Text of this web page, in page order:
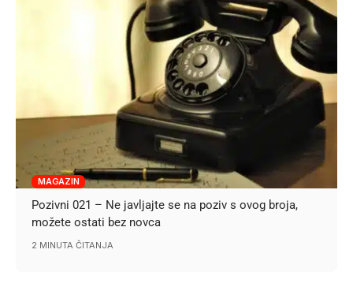
MAGAZIN
Pozivni 021 – Ne javljajte se na poziv s ovog broja,
možete ostati bez novca
2 MINUTA ČITANJA